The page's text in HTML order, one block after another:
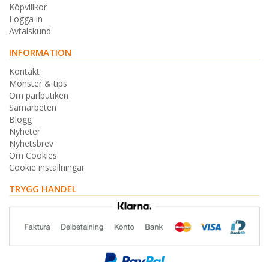
Köpvillkor
Logga in
Avtalskund
INFORMATION
Kontakt
Mönster & tips
Om pärlbutiken
Samarbeten
Blogg
Nyheter
Nyhetsbrev
Om Cookies
Cookie inställningar
TRYGG HANDEL